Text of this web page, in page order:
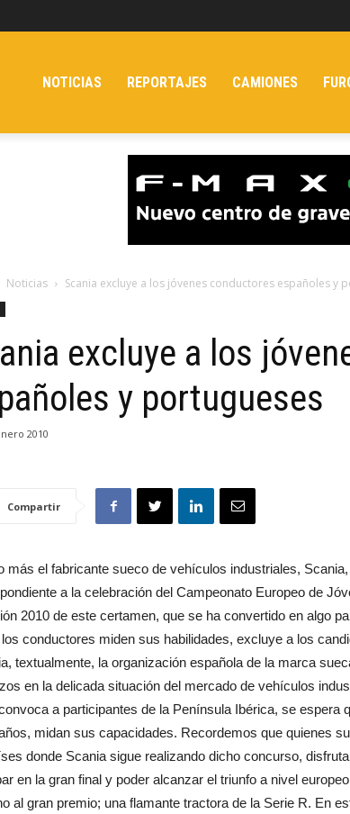
NOTICIAS REPORTAJES CAMIONES
Noticias Scania excluye a los jóvenes conductores españoles y
excluye a los
y portugueses
2010
Compartir
más el fabricante sueco de vehículos industriales,
a la celebración del Campeonato Europeo de
2010 de este certamen, que se ha convertido en algo
conductores miden sus habilidades, excluye a los
textualmente, la organización española de la marca
en la delicada situación del mercado de vehículos
a participantes de la Península Ibérica, se espera
midan sus capacidades. Recordemos que quienes
donde Scania sigue realizando dicho concurso,
en la gran final y poder alcanzar el triunfo a nivel
al gran premio; una flamante tractora de la Serie R. En